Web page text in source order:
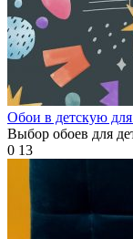
Обои в детскую
Выбор обоев для
0 13